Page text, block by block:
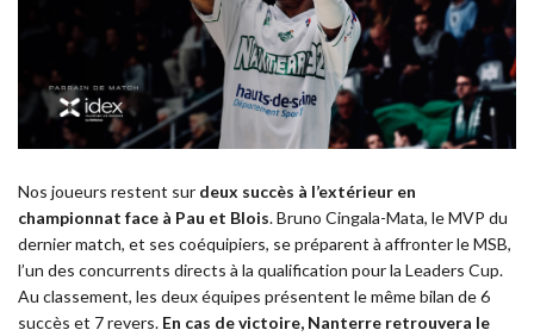
Nos joueurs restent sur deux succès à l’extérieur en
championnat face à Pau et Blois. Bruno Cingala-Mata, le MVP du
dernier match, et ses coéquipiers, se préparent à affronter le MSB,
l’un des concurrents directs à la qualification pour la Leaders Cup.
Au classement, les deux équipes présentent le même bilan de 6
succès et 7 revers. En cas de victoire, Nanterre retrouvera le